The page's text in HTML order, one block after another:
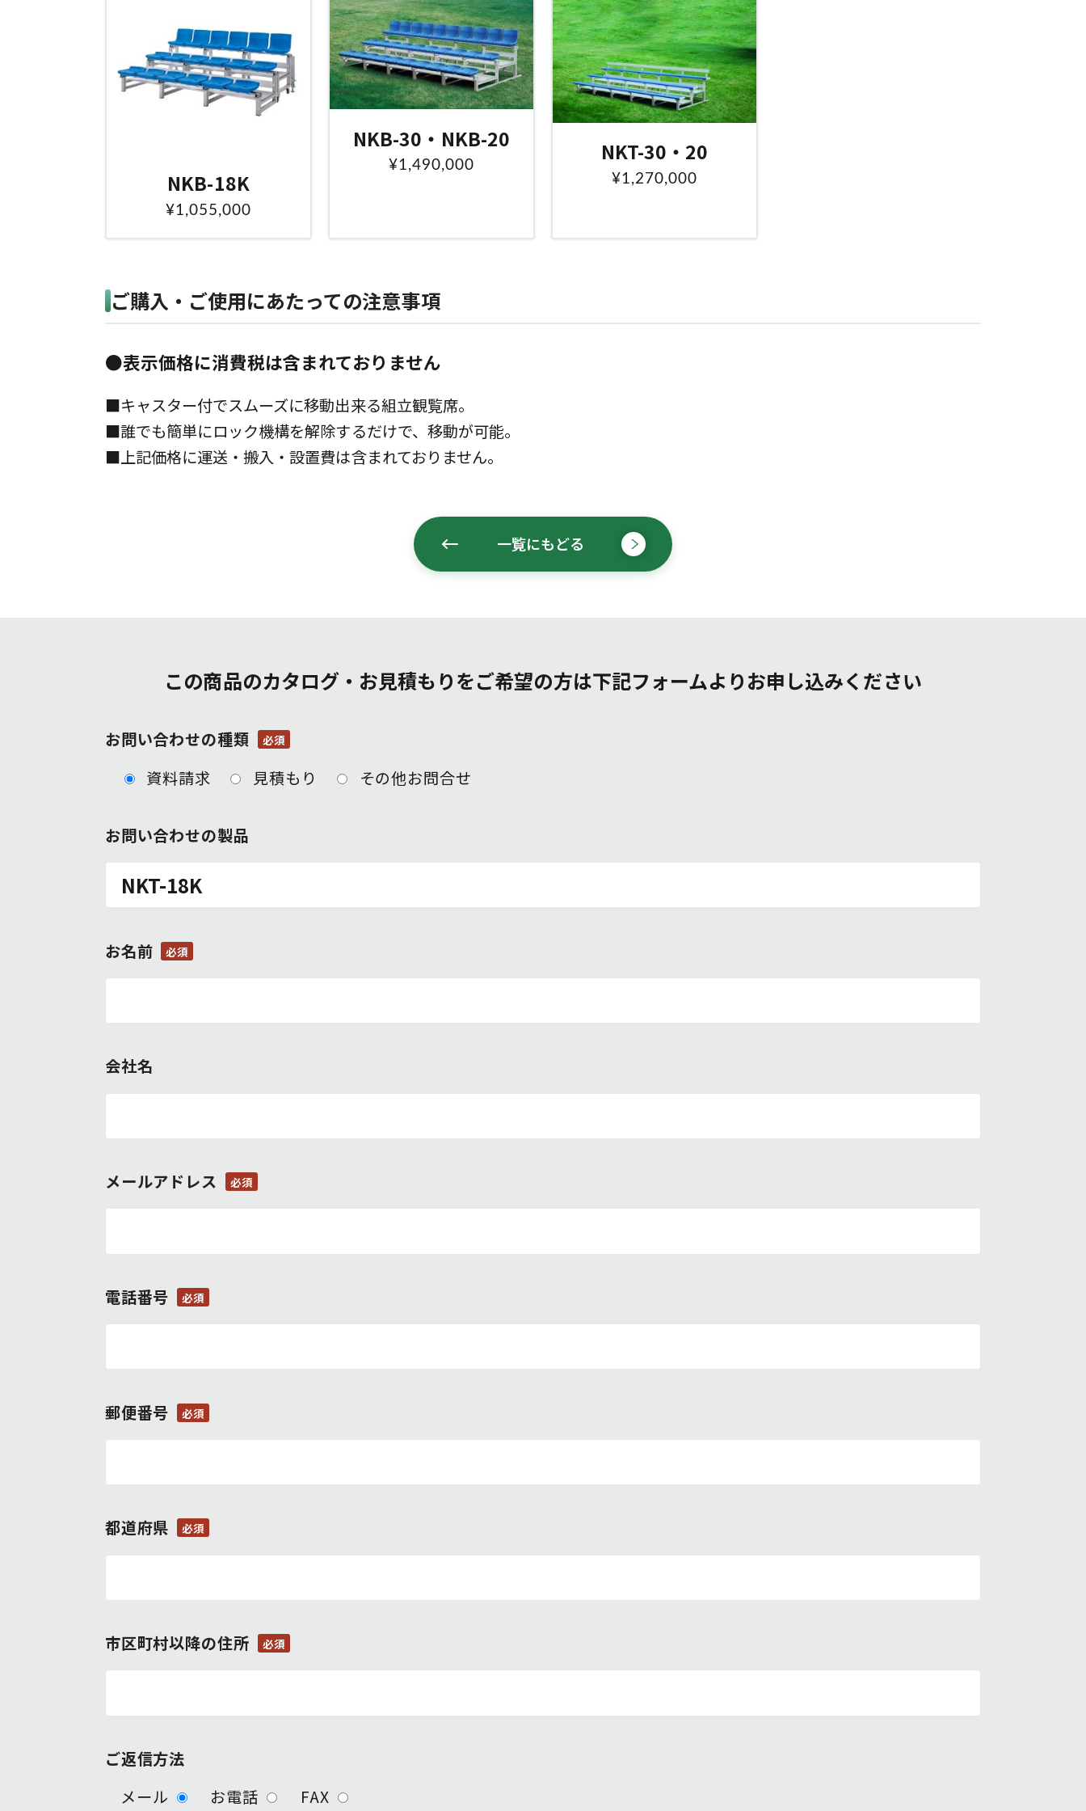
NKB-18K
¥1,055,000
NKB-30・NKB-20
¥1,490,000
NKT-30・20
¥1,270,000
ご購入・ご使用にあたっての注意事項
●表示価格に消費税は含まれておりません
■キャスター付でスムーズに移動出来る組立観覧席。
■誰でも簡単にロック機構を解除するだけで、移動が可能。
■上記価格に運送・搬入・設置費は含まれておりません。
一覧にもどる
この商品のカタログ・お見積もりをご希望の方は下記フォームよりお申し込みください
お問い合わせの種類 必須
資料請求 見積もり その他お問合せ
お問い合わせの製品
お名前 必須
会社名
メールアドレス 必須
電話番号 必須
郵便番号 必須
都道府県 必須
市区町村以降の住所 必須
ご返信方法
メール
お電話 FAX